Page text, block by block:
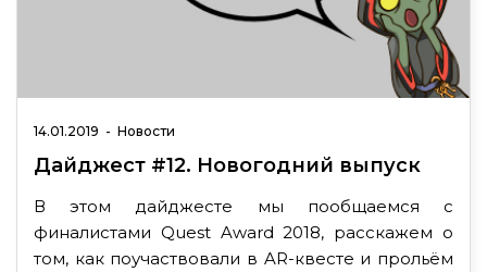
14.01.2019 - Новости
Дайджест #12. Новогодний выпуск
В этом дайджесте мы пообщаемся с
финалистами Quest Award 2018, расскажем о
том, как поучаствовали в AR-квесте и прольём